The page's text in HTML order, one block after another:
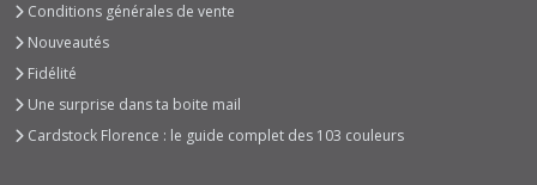
Conditions générales de vente
Nouveautés
Fidélité
Une surprise dans ta boite mail
Cardstock Florence : le guide complet des 103 couleurs